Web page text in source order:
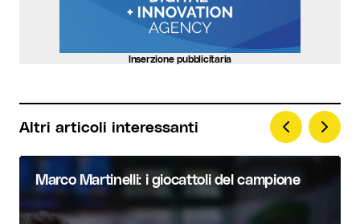
Inserzione pubblicitaria
Altri articoli interessanti
Marco Martinelli: i giocattoli del campione